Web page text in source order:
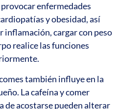
enfermedades
y obesidad, así
inflamación, cargar con peso
realice las funciones
también influye en la
La cafeína y comer
de acostarse pueden alterar